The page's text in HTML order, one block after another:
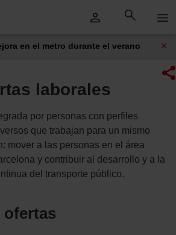
en el metro durante el verano
laborales
por personas con perfiles
que trabajan para un mismo
mover a las personas en el área
y contribuir al desarrollo y a la
del transporte público.
ofertas